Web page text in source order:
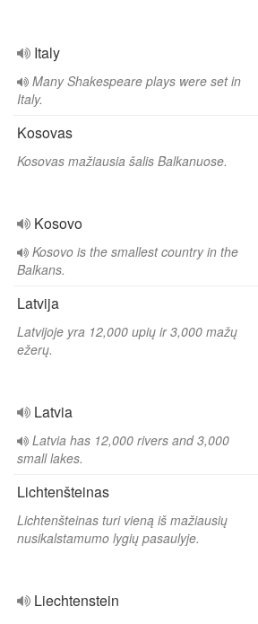
Italy
Many Shakespeare plays were set in
Italy.
Kosovas
Kosovas mažiausia šalis Balkanuose.
Kosovo
Kosovo is the smallest country in the
Balkans.
Latvija
Latvijoje yra 12,000 upių ir 3,000 mažų
ežerų.
Latvia
Latvia has 12,000 rivers and 3,000
small lakes.
Lichtenšteinas
Lichtenšteinas turi vieną iš mažiausių
nusikalstamumo lygių pasaulyje.
Liechtenstein